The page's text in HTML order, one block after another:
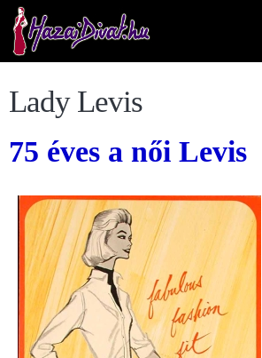
Lady Levis
75 éves a női Levis